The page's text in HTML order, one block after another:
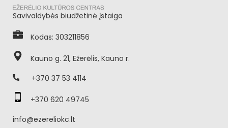
Savivaldybės biudžetinė įstaiga
Kodas: 303211856
Kauno g. 21, Ežerėlis, Kauno r.
+370 37 53 4114
+370 620 49745
info@ezereliokc.lt